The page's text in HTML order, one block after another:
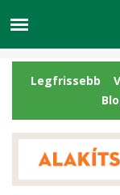
Legfrissebb